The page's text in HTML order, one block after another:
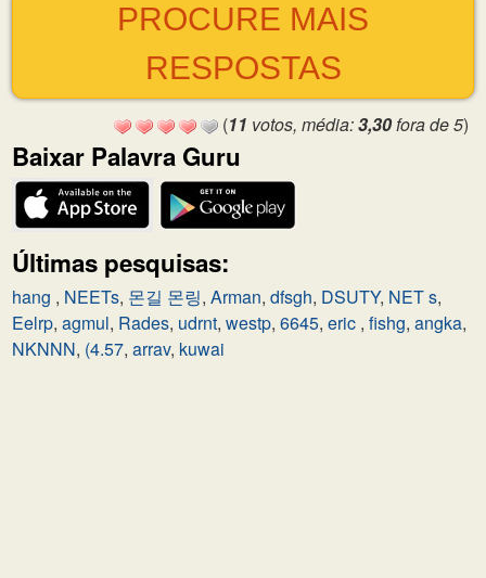
PROCURE MAIS
RESPOSTAS
(11 votos, média:3,30fora de 5)
Baixar Palavra Guru
Últimas pesquisas:
hang , NEETs, 몬길 몬링, Arman, dfsgh, DSUTY, NET s,
Eelrp, agmul, Rades, udrnt, westp, 6645, eric , fishg, angka,
NKNNN, (4.57, arrav, kuwai